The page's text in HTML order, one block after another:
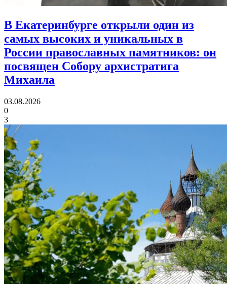
В Екатеринбурге открыли один из
самых высоких и уникальных в
России православных памятников: он
посвящен Собору архистратига
Михаила
03.08.2026
0
3